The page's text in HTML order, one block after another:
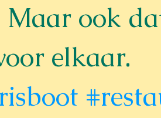
Maar ook
elkaar.